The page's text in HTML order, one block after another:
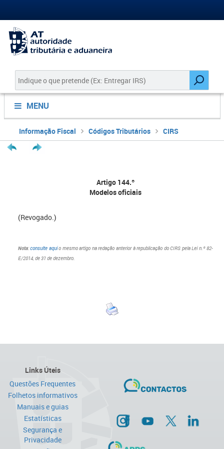
MENU
Informação Fiscal Códigos Tributários CIRS
Artigo 144.º
Modelos oficiais
(Revogado.)
Nota:consulte aquio mesmo artigo na redação anterior à republicação do CIRS pela Lei n.º 82-
E/2014, de 31 de dezembro.
Links Úteis
Questões Frequentes
Folhetos informativos
Manuais e guias
Estatísticas
Segurança e
Privacidade